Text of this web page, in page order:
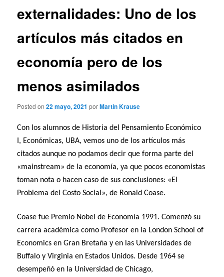
externalidades: Uno de los
artículos más citados en
economía pero de los
menos asimilados
Posted on22 mayo, 2021 porMartin Krause
Con los alumnos de Historia del Pensamiento Económico
I, Económicas, UBA, vemos uno de los artículos más
citados aunque no podamos decir que forma parte del
«mainstream» de la economía, ya que pocos economistas
toman nota o hacen caso de sus conclusiones: «El
Problema del Costo Social», de Ronald Coase.
Coase fue Premio Nobel de Economía 1991. Comenzó su
carrera académica como Profesor en la London School of
Economics en Gran Bretaña y en las Universidades de
Buffalo y Virginia en Estados Unidos. Desde 1964 se
desempeñó en la Universidad de Chicago,